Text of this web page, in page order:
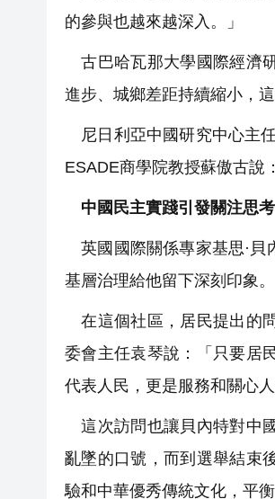
的參與也越來越深入。」
古巴哈瓦那大學國際經濟
進步、城鄉差距持續縮小，
尼日利亞中國研究中心主
ESADE商學院教授蘇傲古說
中國民主實踐引發關注思考
英國國際關係專家基思·貝
基層治理給他留下深刻印象。
在這個社區，居民提出的
委會主任袁琴說：「只要居
代表人民，更是服務和關心
這次訪問也讓貝內特對中
亂墜的口號，而到選舉結束
驗和中華優秀傳統文化，平